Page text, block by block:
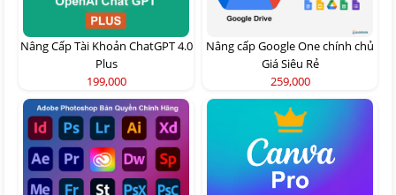
Nâng Cấp Tài Khoản ChatGPT 4.0
Plus
199,000
Nâng cấp Google One chính chủ
Giá Siêu Rẻ
259,000